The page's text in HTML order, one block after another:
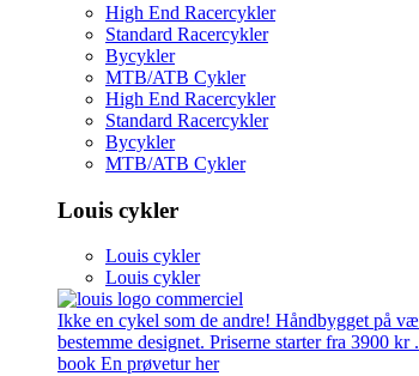
High End Racercykler
Standard Racercykler
Bycykler
MTB/ATB Cykler
High End Racercykler
Standard Racercykler
Bycykler
MTB/ATB Cykler
Louis cykler
Louis cykler
Louis cykler
Ikke en cykel som de andre! Håndbygget på
bestemme designet. Priserne starter fra 3900
book En prøvetur her